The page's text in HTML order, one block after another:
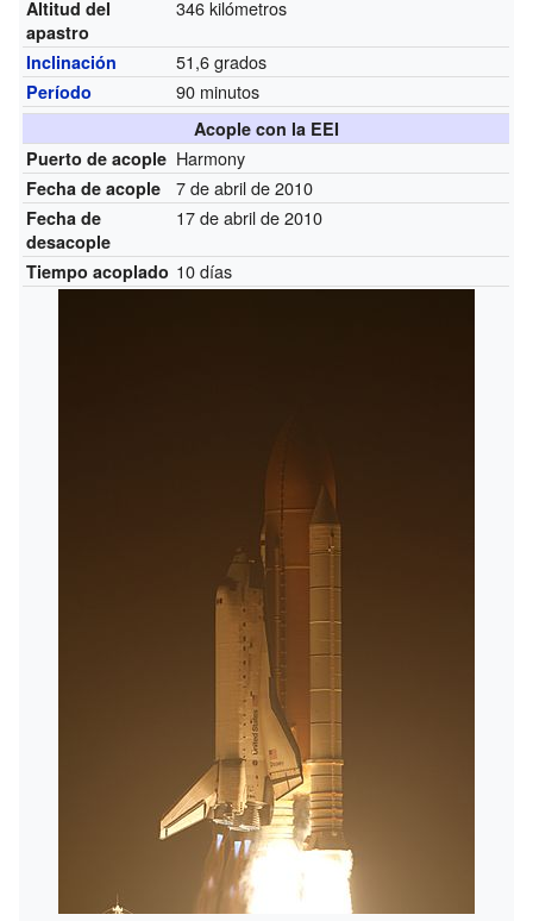
Altitud del
apastro
346 kilómetros
Inclinación 51,6 grados
Período 90 minutos
Acople con la EEI
Puerto de acople Harmony
Fecha de acople 7 de abril de 2010
Fecha de
desacople
17 de abril de 2010
Tiempo acoplado 10 días